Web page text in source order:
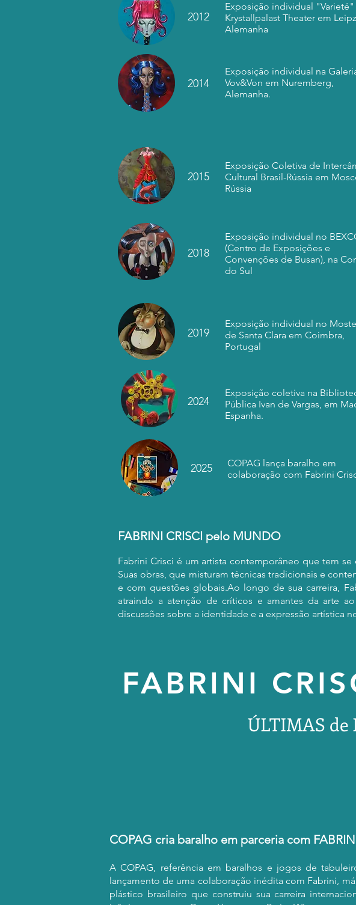
2012
Exposição individual "Varieté"
Krystallpalast Theater em
Alemanha
2014
Exposição individual na
Vov&Von em Nuremberg,
Alemanha.
2015
Exposição Coletiva de
Cultural Brasil-Rússia em
Rússia
2018
Exposição individual no
(Centro de Exposições e
Convenções de Busan), na
do Sul
2019
Exposição individual no
de Santa Clara em Coimbra,
Portugal
2024
Exposição coletiva na
Pública Ivan de Vargas, em
Espanha.
2025
COPAG lança baralho em
colaboração com Fabrini
FABRINI CRISCI pelo MUNDO
​Fabrini Crisci é um artista contemporâneo que tem
Suas obras, que misturam técnicas tradicionais e
e com questões globais.Ao longo de sua carreira,
atraindo a atenção de críticos e amantes da arte
discussões sobre a identidade e a expressão artística
FABRINI
ÚLTIMAS de
COPAG cria baralho em parceria com
A COPAG, referência em baralhos e jogos de
lançamento de uma colaboração inédita com Fabrini,
plástico brasileiro que construiu sua carreira